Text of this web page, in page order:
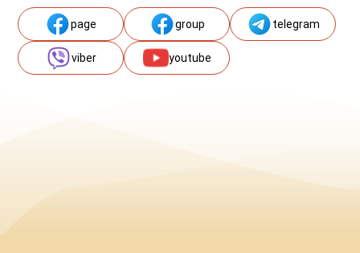
page group telegram
viber youtube